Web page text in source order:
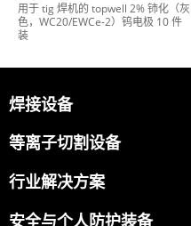
用于 tig 焊机的 topwell 2% 铈化（灰
色，WC20/EWCe-2）钨电极 10 件
装
焊接设备
等离子切割设备
行业解决方案
安全与个人防护装备